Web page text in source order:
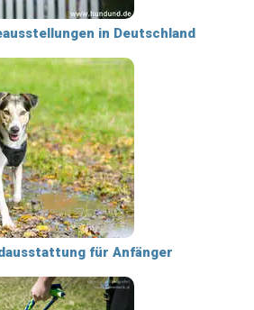
in Deutschland
für Anfänger